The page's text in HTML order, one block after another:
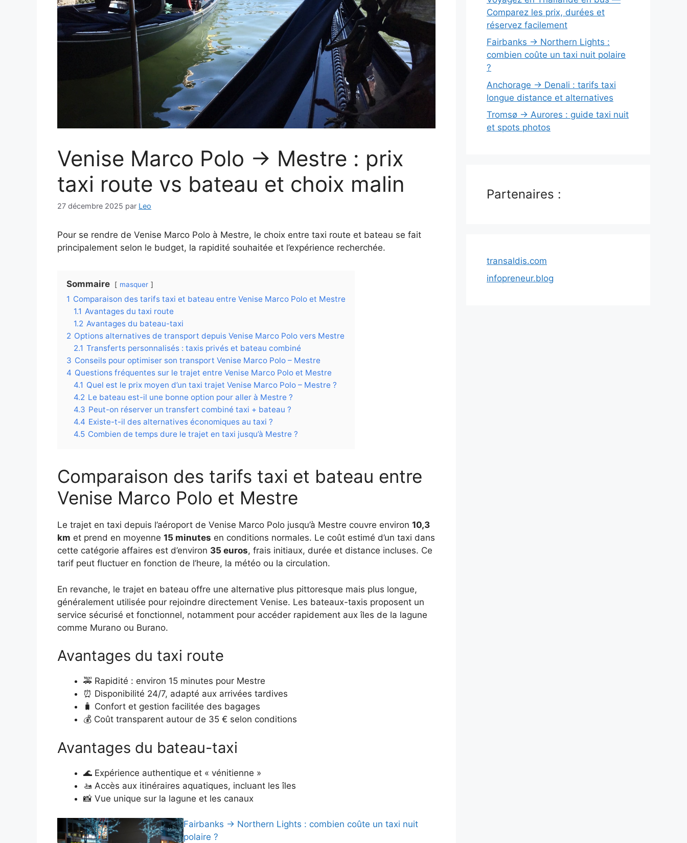
Venise Marco Polo → Mestre : prix
taxi route vs bateau et choix malin
27 décembre 2025 par Leo
Pour se rendre de Venise Marco Polo à Mestre, le choix entre taxi route et bateau se fait
principalement selon le budget, la rapidité souhaitée et l’expérience recherchée.
Sommaire masquer
1 Comparaison des tarifs taxi et bateau entre Venise Marco Polo et Mestre
1.1 Avantages du taxi route
1.2 Avantages du bateau-taxi
2 Options alternatives de transport depuis Venise Marco Polo vers Mestre
2.1 Transferts personnalisés : taxis privés et bateau combiné
3 Conseils pour optimiser son transport Venise Marco Polo – Mestre
4 Questions fréquentes sur le trajet entre Venise Marco Polo et Mestre
4.1 Quel est le prix moyen d’un taxi trajet Venise Marco Polo – Mestre ?
4.2 Le bateau est-il une bonne option pour aller à Mestre ?
4.3 Peut-on réserver un transfert combiné taxi + bateau ?
4.4 Existe-t-il des alternatives économiques au taxi ?
4.5 Combien de temps dure le trajet en taxi jusqu’à Mestre ?
Comparaison des tarifs taxi et bateau entre
Venise Marco Polo et Mestre
Le trajet en taxi depuis l’aéroport de Venise Marco Polo jusqu’à Mestre couvre environ 10,3
km et prend en moyenne 15 minutes en conditions normales. Le coût estimé d’un taxi dans
cette catégorie affaires est d’environ 35 euros, frais initiaux, durée et distance incluses. Ce
tarif peut fluctuer en fonction de l’heure, la météo ou la circulation.
En revanche, le trajet en bateau offre une alternative plus pittoresque mais plus longue,
généralement utilisée pour rejoindre directement Venise. Les bateaux-taxis proposent un
service sécurisé et fonctionnel, notamment pour accéder rapidement aux îles de la lagune
comme Murano ou Burano.
Avantages du taxi route
🚕 Rapidité : environ 15 minutes pour Mestre
⏰ Disponibilité 24/7, adapté aux arrivées tardives
🧳 Confort et gestion facilitée des bagages
💰 Coût transparent autour de 35 € selon conditions
Avantages du bateau-taxi
🌊 Expérience authentique et « vénitienne »
🚤 Accès aux itinéraires aquatiques, incluant les îles
📸 Vue unique sur la lagune et les canaux
Fairbanks → Northern Lights : combien coûte un taxi nuit
polaire ?
Comparez les prix, durées et
réservez facilement
Fairbanks → Northern Lights :
combien coûte un taxi nuit polaire
?
Anchorage → Denali : tarifs taxi
longue distance et alternatives
Tromsø → Aurores : guide taxi nuit
et spots photos
Partenaires :
transaldis.com
infopreneur.blog